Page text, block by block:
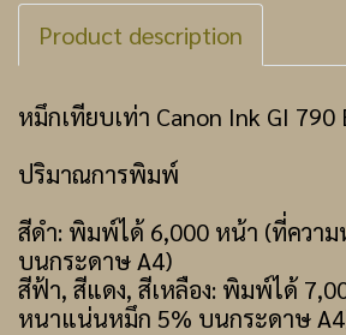
Product description
หมึกเทียบเท่า Canon Ink GI 790
ปริมาณการพิมพ์
สีดำ: พิมพ์ได้ 6,000 หน้า (ที่ควา
บนกระดาษ A4)
สีฟ้า, สีแดง, สีเหลือง: พิมพ์ได้
หนาแน่นหมึก 5% บนกระดาษ